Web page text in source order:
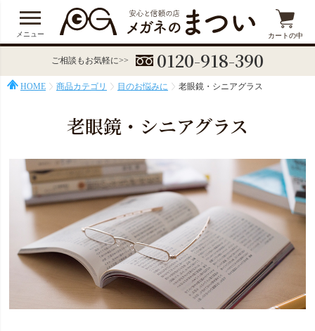
メニュー カートの中
ご相談もお気軽に>> 0120-918-390
HOME 商品カテゴリ 目のお悩みに 老眼鏡・シニアグラス
老眼鏡・シニアグラス